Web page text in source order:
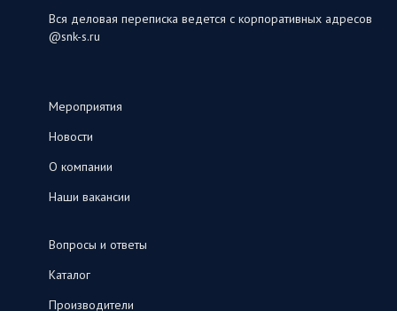
Вся деловая переписка ведется с корпоративных адресов
@snk-s.ru
Мероприятия
Новости
О компании
Наши вакансии
Вопросы и ответы
Каталог
Производители